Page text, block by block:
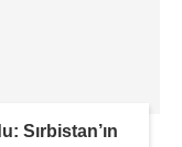
Sırbistan’ın